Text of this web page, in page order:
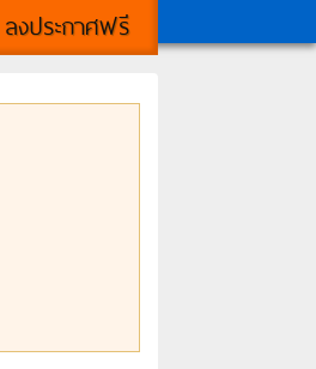
ลงประกาศฟรี